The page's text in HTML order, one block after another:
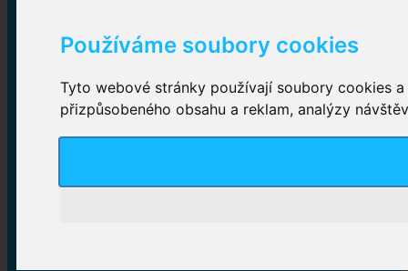
Používáme soubory cookies
Tyto webové stránky používají soubory cookies
přizpůsobeného obsahu a reklam, analýzy
Inkontinenční kalhotky
Plenkové kalhotky navlékací,Plenkové kalhotky